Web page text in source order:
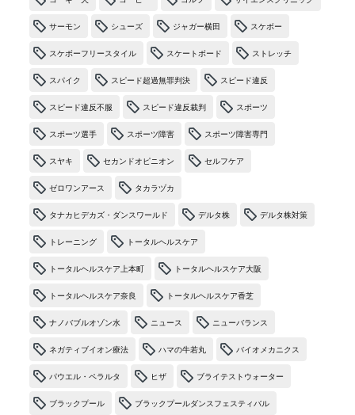
サーモン シューズ ジャガー横田 スケボー
スケボーフリースタイル スケートボード ストレッチ
スパイク スピード超過無罪判決 スピード違反
スピード違反不服 スピード違反裁判 スポーツ
スポーツ選手 スポーツ障害 スポーツ障害専門
スヤキ セカンドオピニオン セルフケア
ゼロワンアース タカラヅカ
タナカヒデカズ・ダンスワールド デルタ株 デルタ株対策
トレーニング トータルヘルスケア
トータルヘルスケア上本町 トータルヘルスケア大阪
トータルヘルスケア奈良 トータルヘルスケア香芝
ナノバブルオゾン水 ニュース ニューバランス
ネガティブイオン療法 ハマの牛若丸 バイオメカニクス
パウエル・ペラルタ ヒザ ブライテストウォーター
ブラックプール ブラックプールダンスフェスティバル